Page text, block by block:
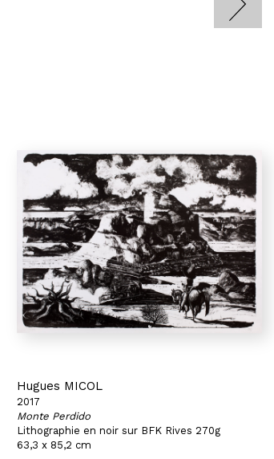
Hugues MICOL
2017
Monte Perdido
Lithographie en noir sur BFK Rives 270g
63,3 x 85,2 cm